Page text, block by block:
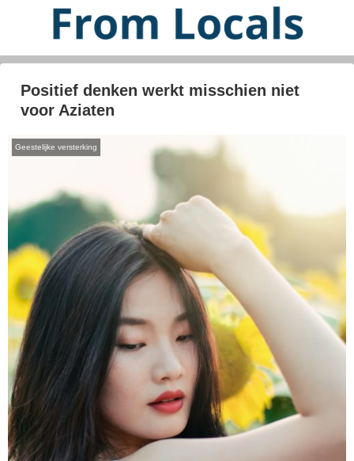
Positief denken werkt misschien niet
voor Aziaten
Geestelijke versterking